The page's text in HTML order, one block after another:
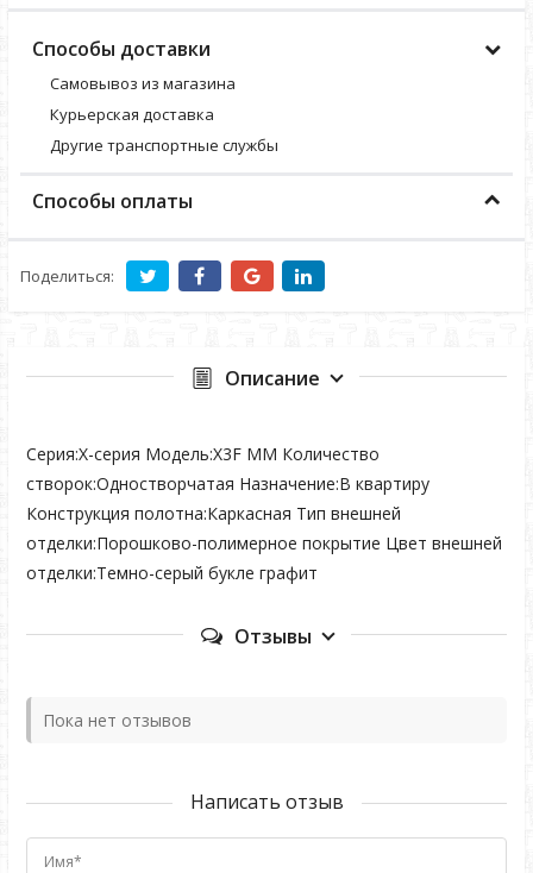
Способы доставки
Самовывоз из магазина
Курьерская доставка
Другие транспортные службы
Способы оплаты
Поделиться:
Описание
Серия:Х-серия Модель:X3F MM Количество
створок:Одностворчатая Назначение:В квартиру
Конструкция полотна:Каркасная Тип внешней
отделки:Порошково-полимерное покрытие Цвет внешней
отделки:Темно-серый букле графит
Отзывы
Пока нет отзывов
Написать отзыв
Имя*